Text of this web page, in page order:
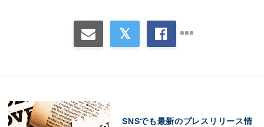
SNSでも最新のプレスリリース情